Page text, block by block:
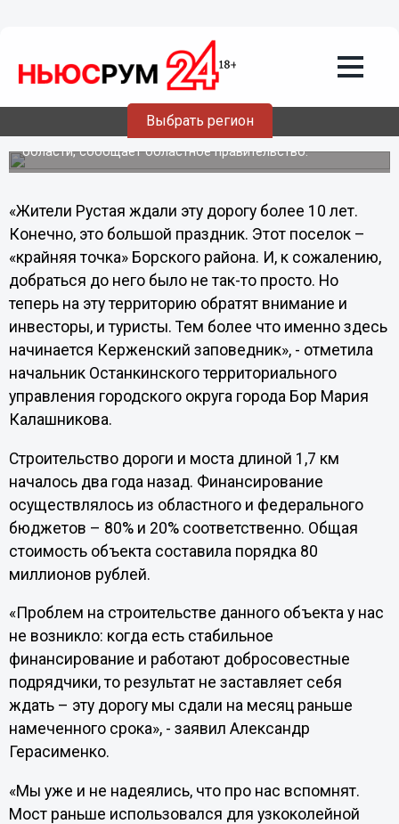
Выбрать регион
Новая дорога и мост в Борском районе
сданы раньше срока
6 декабря состоялось торжественное открытие
автодороги Большое Орловское – Рустай с мостом
через реку Керженец в Борском районе Нижегородской
области, сообщает областное правительство.
«Жители Рустая ждали эту дорогу более 10 лет.
Конечно, это большой праздник. Этот поселок –
«крайняя точка» Борского района. И, к сожалению,
добраться до него было не так-то просто. Но
теперь на эту территорию обратят внимание и
инвесторы, и туристы. Тем более что именно здесь
начинается Керженский заповедник», - отметила
начальник Останкинского территориального
управления городского округа города Бор Мария
Калашникова.
Строительство дороги и моста длиной 1,7 км
началось два года назад. Финансирование
осуществлялось из областного и федерального
бюджетов – 80% и 20% соответственно. Общая
стоимость объекта составила порядка 80
миллионов рублей.
«Проблем на строительстве данного объекта у нас
не возникло: когда есть стабильное
финансирование и работают добросовестные
подрядчики, то результат не заставляет себя
ждать – эту дорогу мы сдали на месяц раньше
намеченного срока», - заявил Александр
Герасименко.
«Мы уже и не надеялись, что про нас вспомнят.
Мост раньше использовался для узкоколейной